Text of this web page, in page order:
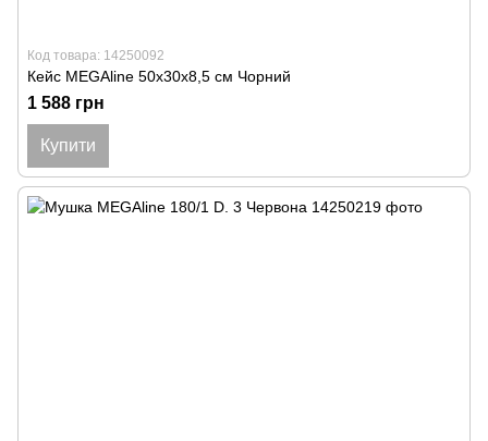
Код товара: 14250092
Кейс MEGAline 50х30х8,5 см Чорний
1 588 грн
Купити